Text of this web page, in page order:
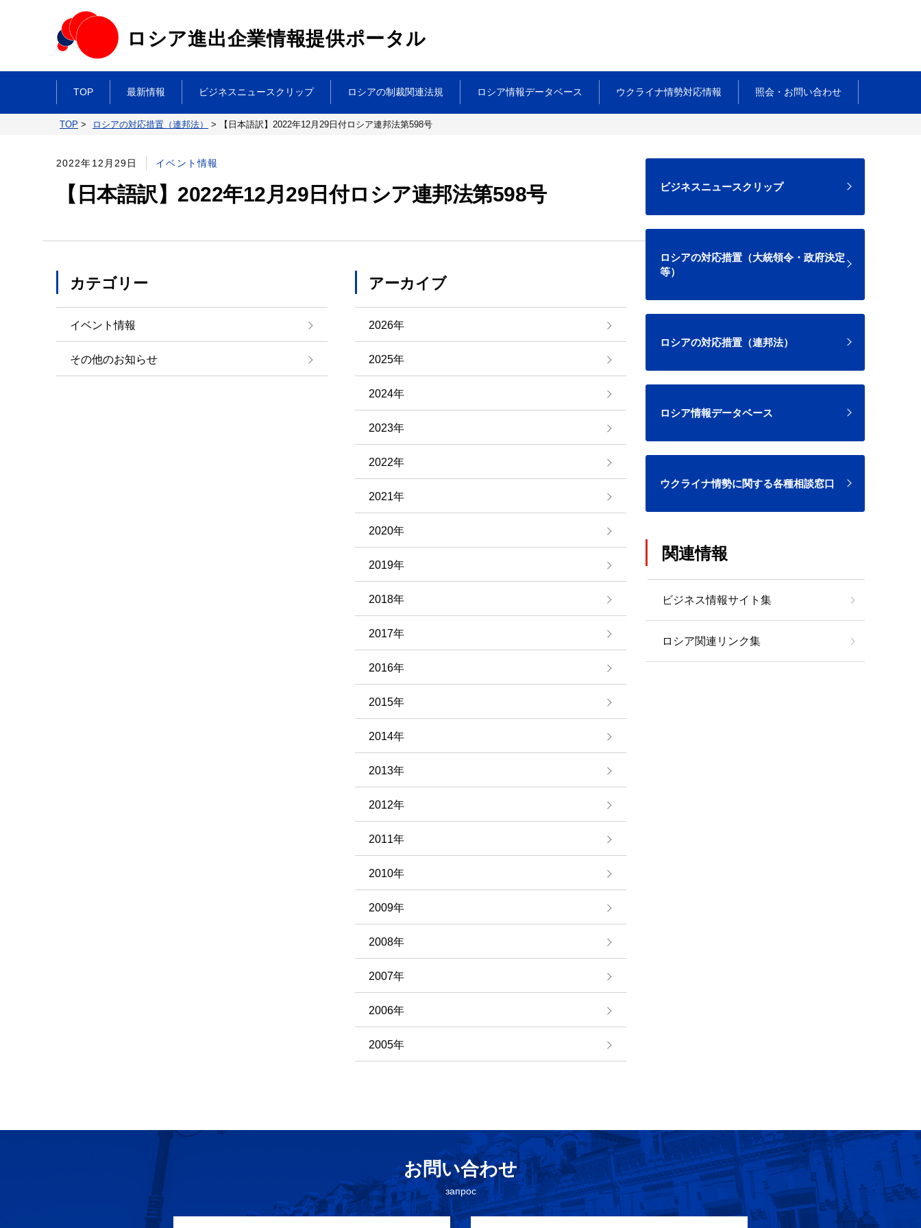
ロシア進出企業情報提供ポータル
TOP 最新情報 ビジネスニュースクリップ ロシアの制裁関連法規 ロシア情報データベース ウクライナ情勢対応情報 照会・お問い合わせ
TOP > ロシアの対応措置（連邦法） > 【日本語訳】2022年12月29日付ロシア連邦法第598号
2022年12月29日 イベント情報
【日本語訳】2022年12月29日付ロシア連邦法第598号
カテゴリー
イベント情報
その他のお知らせ
アーカイブ
2026年
2025年
2024年
2023年
2022年
2021年
2020年
2019年
2018年
2017年
2016年
2015年
2014年
2013年
2012年
2011年
2010年
2009年
2008年
2007年
2006年
2005年
ビジネスニュースクリップ
ロシアの対応措置（大統領令・政府決定
等）
ロシアの対応措置（連邦法）
ロシア情報データベース
ウクライナ情勢に関する各種相談窓口
関連情報
ビジネス情報サイト集
ロシア関連リンク集
お問い合わせ
запрос